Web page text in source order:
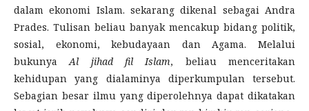
dalam ekonomi Islam. sekarang dikenal sebagai Andra
Prades. Tulisan beliau banyak mencakup bidang politik,
sosial, ekonomi, kebudayaan dan Agama. Melalui
bukunyaAl jihad fil Islam, beliau menceritakan
kehidupan yang dialaminya diperkumpulan tersebut.
Sebagian besar ilmu yang diperolehnya dapat dikatakan